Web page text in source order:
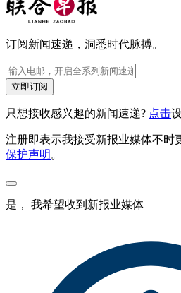
订阅新闻速递，洞悉时代脉搏。
立即订阅
只想接收感兴趣的新闻速递? 点击
注册即表示我接受新报业媒体不时
保护声明。
是， 我希望收到新报业媒体